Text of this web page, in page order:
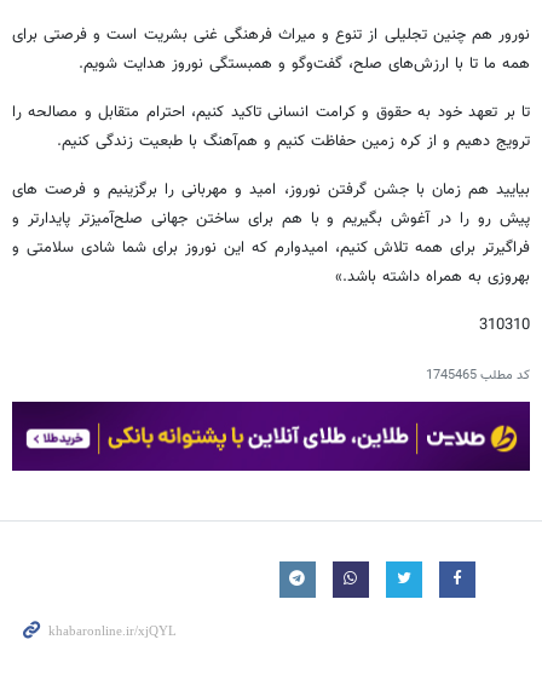
نورور هم چنین تجلیلی از تنوع و میراث فرهنگی غنی بشریت است و فرصتی برای
همه ما تا با ارزش‌های صلح، گفت‌وگو و همبستگی نوروز هدایت شویم.
تا بر تعهد خود به حقوق و کرامت انسانی تاکید کنیم، احترام متقابل و مصالحه را
ترویج دهیم و از کره زمین حفاظت کنیم و هم‌آهنگ با طبعیت زندگی کنیم.
بیایید هم زمان با جشن گرفتن نوروز، امید و مهربانی را برگزینیم و فرصت های
پیش رو را در آغوش بگیریم و با هم برای ساختن جهانی صلح‌آمیزتر پایدارتر و
فراگیرتر برای همه تلاش کنیم، امیدوارم که این نوروز برای شما شادی سلامتی و
بهروزی به همراه داشته باشد.»
310310
کد مطلب1745465